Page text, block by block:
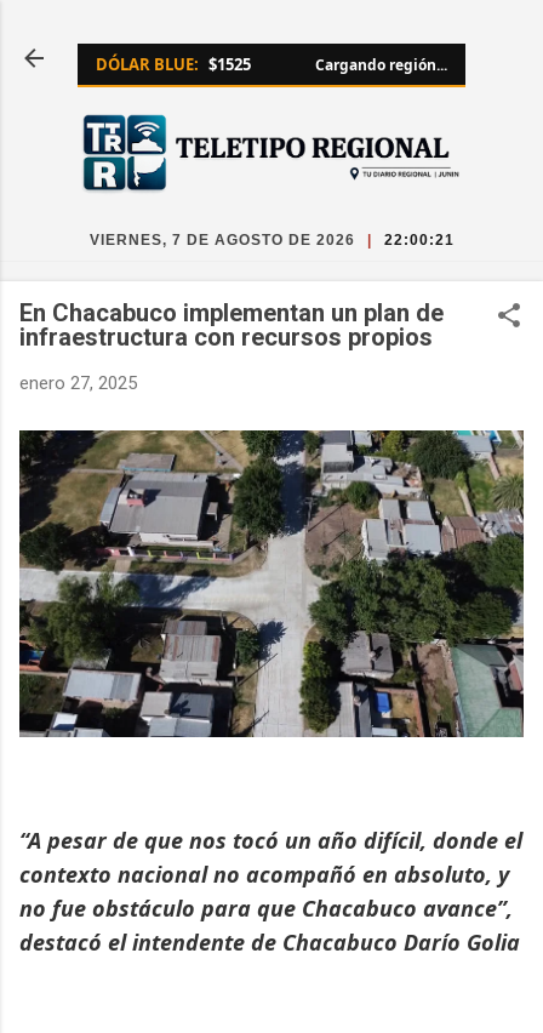
DÓLAR BLUE: $1525 Cargando región...
VIERNES, 7 DE AGOSTO DE 2026 22:00:21
En Chacabuco implementan un plan de
infraestructura con recursos propios
enero 27, 2025
“A pesar de que nos tocó un año difícil, donde el
contexto nacional no acompañó en absoluto, y
no fue obstáculo para que Chacabuco avance”,
destacó el intendente de Chacabuco Darío Golia